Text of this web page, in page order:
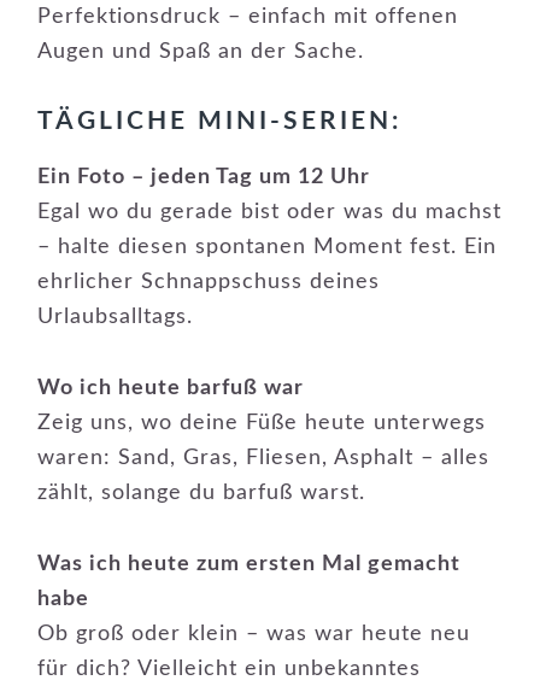
Perfektionsdruck – einfach mit offenen
Augen und Spaß an der Sache.
TÄGLICHE MINI-SERIEN:
Ein Foto – jeden Tag um 12 Uhr
Egal wo du gerade bist oder was du machst
– halte diesen spontanen Moment fest. Ein
ehrlicher Schnappschuss deines
Urlaubsalltags.
Wo ich heute barfuß war
Zeig uns, wo deine Füße heute unterwegs
waren: Sand, Gras, Fliesen, Asphalt – alles
zählt, solange du barfuß warst.
Was ich heute zum ersten Mal gemacht
habe
Ob groß oder klein – was war heute neu
für dich? Vielleicht ein unbekanntes